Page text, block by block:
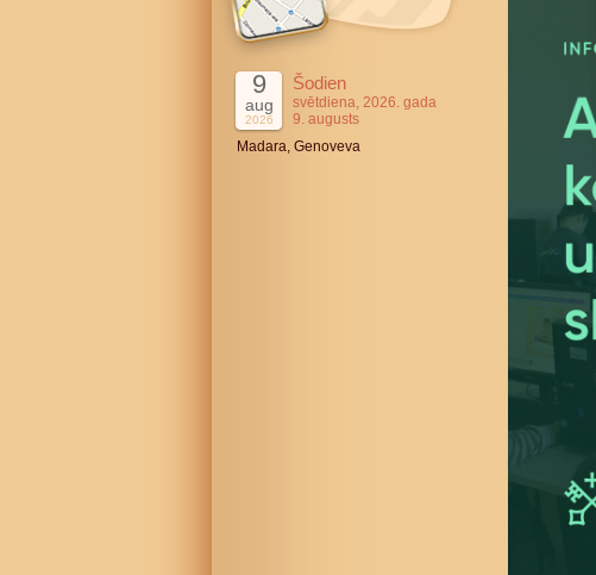
9
aug
2026
Šodien
svētdiena, 2026. gada
9. augusts
Madara, Genoveva